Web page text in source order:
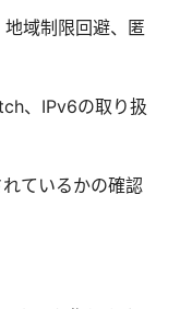
域制限回避、匿
、IPv6の取り扱
ているかの確認